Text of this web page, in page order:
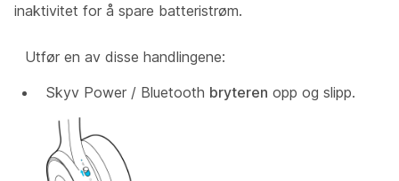
inaktivitet for å spare batteristrøm.
Utfør en av disse handlingene:
Skyv Power / Bluetooth bryteren opp og slipp.